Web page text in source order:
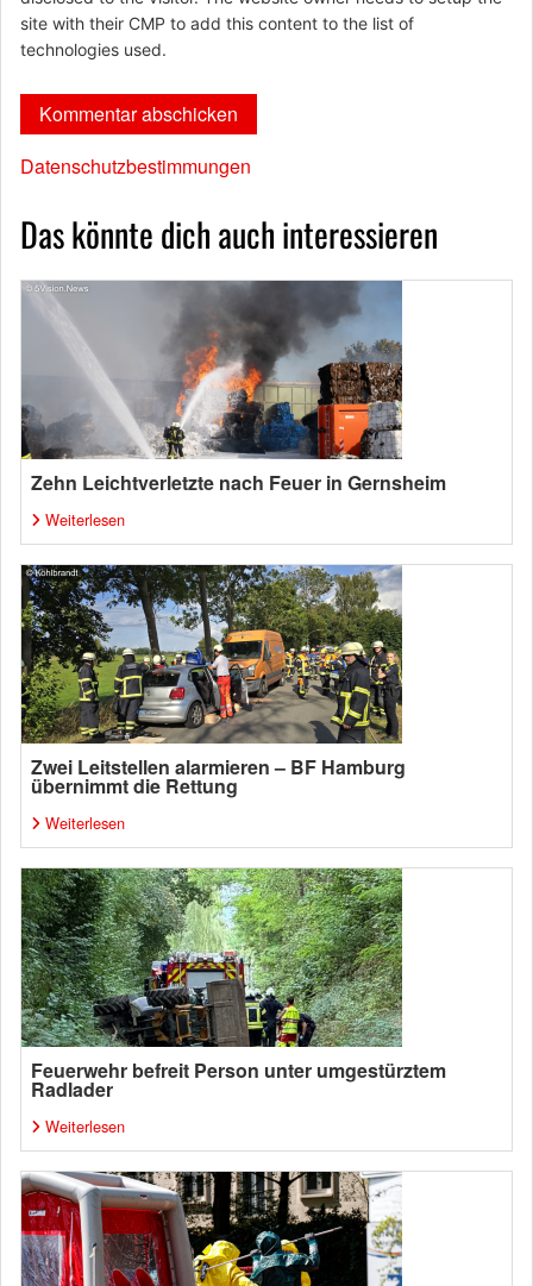
site with their CMP to add this content to the list of
technologies used.
Datenschutzbestimmungen
Das könnte dich auch interessieren
Zehn Leichtverletzte nach Feuer in Gernsheim
Weiterlesen
Zwei Leitstellen alarmieren – BF Hamburg
übernimmt die Rettung
Weiterlesen
Feuerwehr befreit Person unter umgestürztem
Radlader
Weiterlesen